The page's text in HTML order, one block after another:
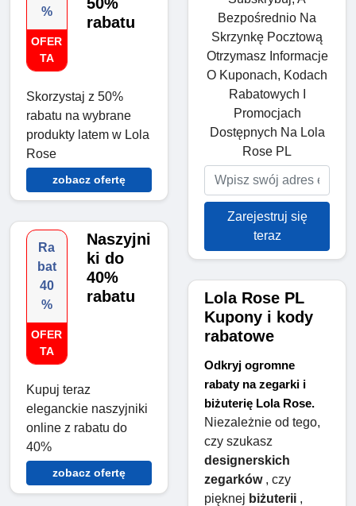
%
OFER
TA
rabatu
Skorzystaj z 50%
rabatu na wybrane
produkty latem w Lola
Rose
zobacz ofertę
Ra
bat
40
%
OFER
TA
Naszyjni
ki do
40%
rabatu
Kupuj teraz
eleganckie naszyjniki
online z rabatu do
40%
zobacz ofertę
Bezpośrednio Na
Skrzynkę Pocztową
Otrzymasz Informacje
O Kuponach, Kodach
Rabatowych I
Promocjach
Dostępnych Na Lola
Rose PL
Zarejestruj się
teraz
Lola Rose PL
Kupony i kody
rabatowe
Odkryj ogromne
rabaty na zegarki i
biżuterię Lola Rose.
Niezależnie od tego,
designerskich
zegarków , czy
pięknej biżuterii